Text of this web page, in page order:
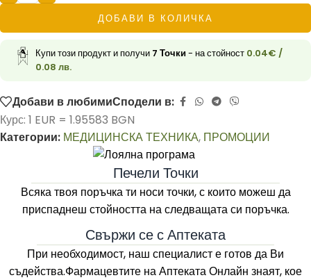
ДОБАВИ В КОЛИЧКА
Купи този продукт и получи 7 Точки- на стойност 0.04€ /
0.08 лв.
Добави в любимиСподели в:
Курс: 1 EUR = 1.95583 BGN
Категории: МЕДИЦИНСКА ТЕХНИКА, ПРОМОЦИИ
Печели Точки
Всяка твоя поръчка ти носи точки, с които можеш да
приспаднеш стойността на следващата си поръчка.
Свържи се с Аптеката
При необходимост, наш специалист е готов да Ви
съдейства.Фармацевтите наАптеката Онлайн знаят, кое